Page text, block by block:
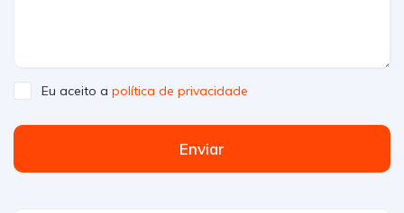
Eu aceito a política de privacidade
Enviar